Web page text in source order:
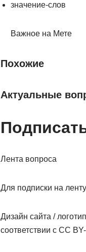
значение-слов
Важное на Мете
Похожие
Актуальные
Лента вопроса
Для подписки на
Дизайн сайта /
соответствии с CC